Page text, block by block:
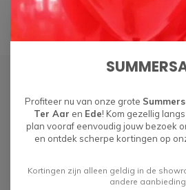
Abonneer je op
Blijf op de hoogte over
Profiteer nu van onze grote
Ter Aar en Ede! Kom gezellig langs
plan vooraf eenvoudig jouw bezoek
en ontdek scherpe kortingen op
Kortingen zijn alleen geldig in de
andere